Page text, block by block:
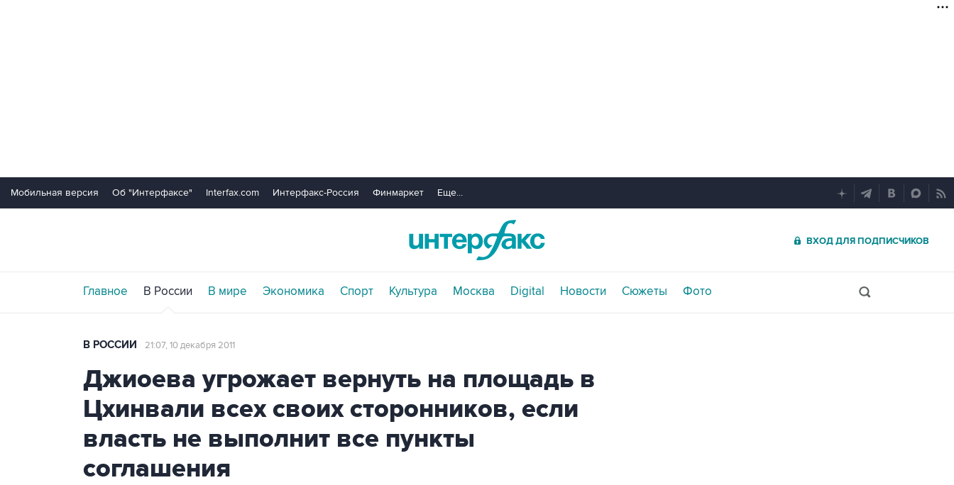
Мобильная версия Об "Интерфаксе" Interfax.com Интерфакс-Россия Финмаркет Еще...
ВХОД ДЛЯ ПОДПИСЧИКОВ
Главное В России В мире Экономика Спорт Культура Москва Digital Новости Сюжеты Фото
В РОССИИ 21:07, 10 декабря 2011
Джиоева угрожает вернуть на площадь в
Цхинвали всех своих сторонников, если
власть не выполнит все пункты
соглашения